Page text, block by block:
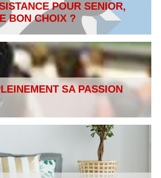
POUR SENIOR,
BON CHOIX ?
SA PASSION